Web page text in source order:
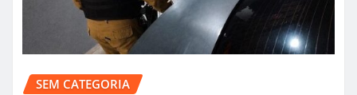
SEM CATEGORIA